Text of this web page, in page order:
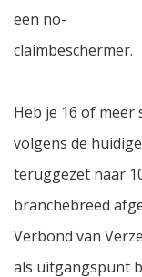
een no-
claimbeschermer.
Heb je 16 of meer
volgens de
teruggezet naar
branchebreed
Verbond van
als uitgangspunt